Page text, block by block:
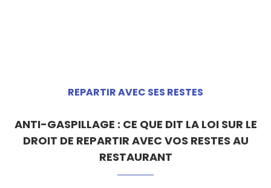
REPARTIR AVEC SES RESTES
ANTI-GASPILLAGE : CE QUE DIT LA LOI SUR LE
DROIT DE REPARTIR AVEC VOS RESTES AU
RESTAURANT